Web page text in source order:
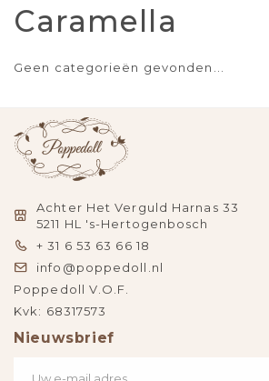
Caramella
Geen categorieën gevonden...
Achter Het Verguld Harnas 33
5211 HL 's-Hertogenbosch
+ 31 6 53 63 66 18
info@poppedoll.nl
Poppedoll V.O.F.
Kvk: 68317573
Nieuwsbrief